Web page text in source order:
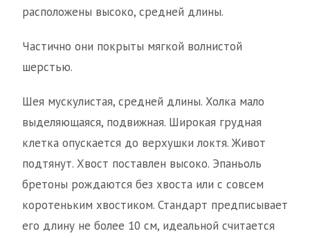
расположены высоко, средней длины.
Частично они покрыты мягкой волнистой
шерстью.
Шея мускулистая, средней длины. Холка мало
выделяющаяся, подвижная. Широкая грудная
клетка опускается до верхушки локтя. Живот
подтянут. Хвост поставлен высоко. Эпаньоль
бретоны рождаются без хвоста или с совсем
коротеньким хвостиком. Стандарт предписывает
его длину не более 10 см, идеальной считается